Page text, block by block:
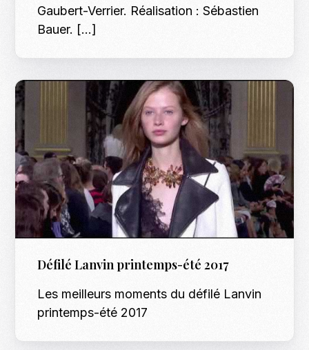
Gaubert-Verrier. Réalisation : Sébastien
Bauer. […]
Défilé Lanvin printemps-été 2017
Les meilleurs moments du défilé Lanvin
printemps-été 2017